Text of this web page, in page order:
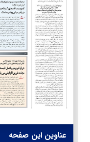
عناوین این صفحه